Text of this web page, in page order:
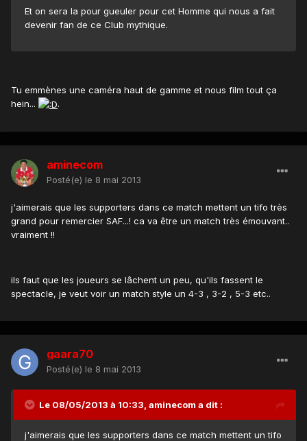
Et on sera la pour gueuler pour cet Homme qui nous a fait
devenir fan de ce Club mythique.
Tu emmènes une caméra haut de gamme et nous film tout ça
hein...
.
aminecom
Posté(e) le 8 mai 2013
j'aimerais que les supporters dans ce match mettent un tifo très
grand pour remercier SAF...! ca va être un match très émouvant..
vraiment !!
ils faut que les joueurs se lâchent un peu, qu'ils fassent le
spectacle, je veut voir un match style un 4-3 , 3-2 , 5-3 etc..
gaara70
Posté(e) le 8 mai 2013
Le 08/05/2013 à 10:33, aminecom a dit :
j'aimerais que les supporters dans ce match mettent un tifo